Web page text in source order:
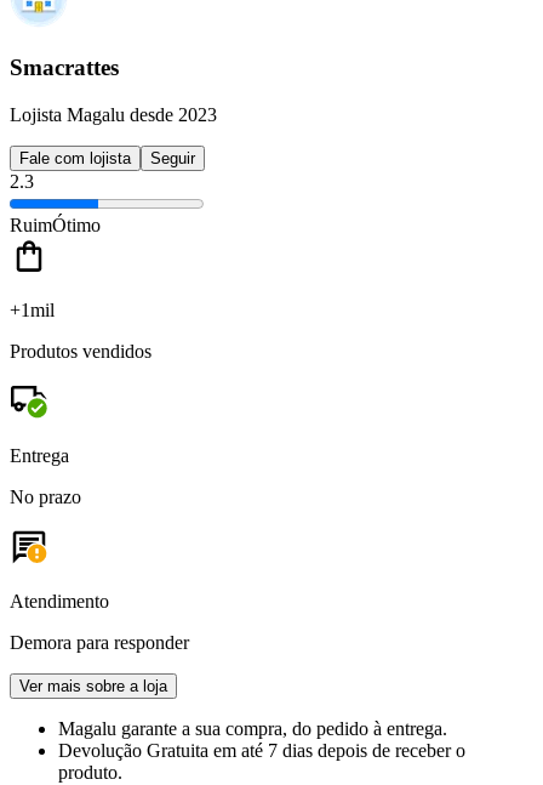
Smacrattes
Lojista Magalu desde 2023
Fale com lojista Seguir
2.3
RuimÓtimo
+1mil
Produtos vendidos
Entrega
No prazo
Atendimento
Demora para responder
Ver mais sobre a loja
Magalu garante a sua compra, do pedido à entrega.
Devolução Gratuita em até 7 dias depois de receber o
produto.